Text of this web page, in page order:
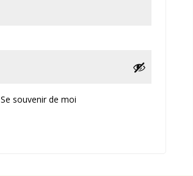
Se souvenir de moi